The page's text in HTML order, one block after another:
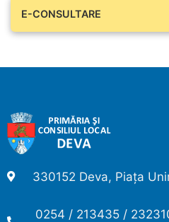
E-CONSULTARE
330152 Deva, Piața
0254 / 213435 /